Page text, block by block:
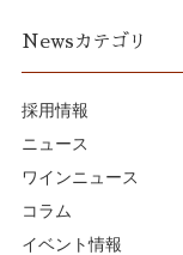
Newsカテゴリ
採用情報
ニュース
ワインニュース
コラム
イベント情報